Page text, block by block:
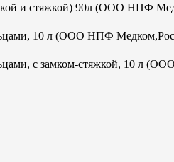
и стяжкой) 90л (ООО НПФ
10 л (ООО НПФ
с замком-стяжкой, 10 л